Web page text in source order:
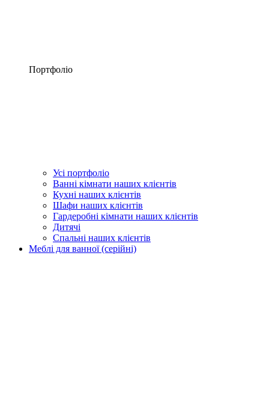
Портфоліо
Усі портфоліо
Ванні кімнати наших клієнтів
Кухні наших клієнтів
Шафи наших клієнтів
Гардеробні кімнати наших клієнтів
Дитячі
Спальні наших клієнтів
Меблі для ванної (серійні)